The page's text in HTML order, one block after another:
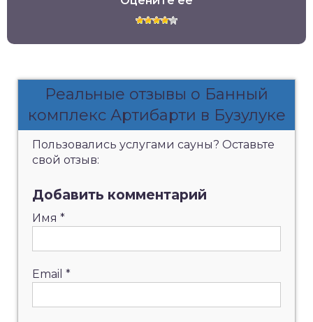
Реальные отзывы о Банный
комплекс Артибарти в Бузулуке
Пользовались услугами сауны? Оставьте
свой отзыв:
Добавить комментарий
Имя *
Email *